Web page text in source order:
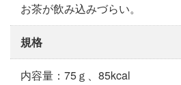
お茶が飲み込みづらい。
規格
内容量：75ｇ、85kcal